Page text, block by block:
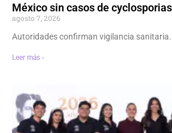
México sin casos de
agosto 7, 2026
Autoridades confirman vigilancia sanitaria.
Leer más ›